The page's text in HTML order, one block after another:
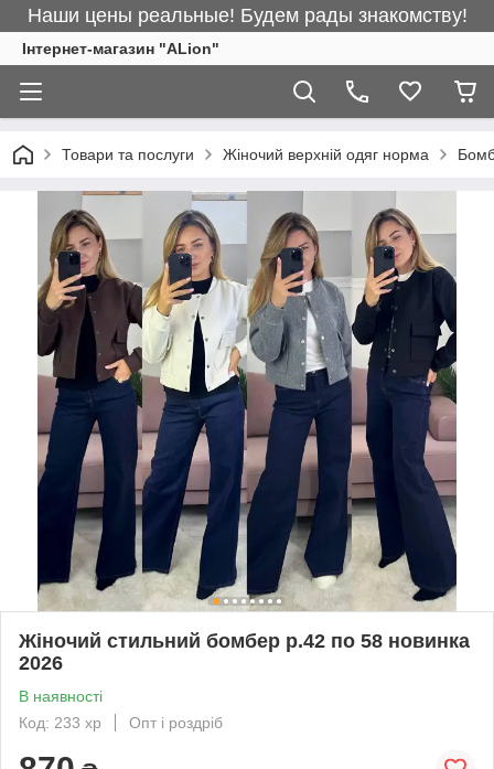
Наши цены реальные! Будем рады знакомству!
Інтернет-магазин "ALіon"
Товари та послуги Жіночий верхній одяг норма
Жіночий стильний бомбер р.42 по 58 новинка
2026
В наявності
Код: 233 хр
Опт і роздріб